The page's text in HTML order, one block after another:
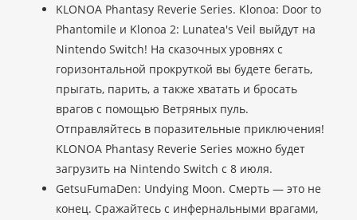
KLONOA Phantasy Reverie Series. Klonoa: Door to
Phantomile и Klonoa 2: Lunatea's Veil выйдут на
Nintendo Switch! На сказочных уровнях с
горизонтальной прокруткой вы будете бегать,
прыгать, парить, а также хватать и бросать
врагов с помощью Ветряных пуль.
Отправляйтесь в поразительные приключения!
KLONOA Phantasy Reverie Series можно будет
загрузить на Nintendo Switch с 8 июля.
GetsuFumaDen: Undying Moon. Смерть — это не
конец. Сражайтесь с инфернальными врагами,